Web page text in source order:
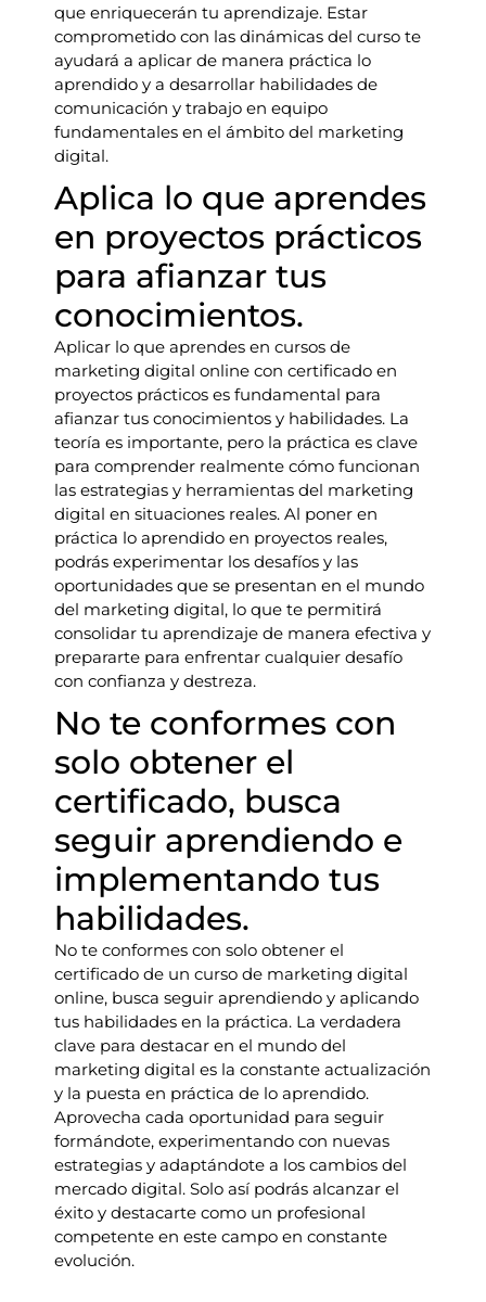
que enriquecerán tu aprendizaje. Estar
comprometido con las dinámicas del curso te
ayudará a aplicar de manera práctica lo
aprendido y a desarrollar habilidades de
comunicación y trabajo en equipo
fundamentales en el ámbito del marketing
digital.
Aplica lo que aprendes
en proyectos prácticos
para afianzar tus
conocimientos.
Aplicar lo que aprendes en cursos de
marketing digital online con certificado en
proyectos prácticos es fundamental para
afianzar tus conocimientos y habilidades. La
teoría es importante, pero la práctica es clave
para comprender realmente cómo funcionan
las estrategias y herramientas del marketing
digital en situaciones reales. Al poner en
práctica lo aprendido en proyectos reales,
podrás experimentar los desafíos y las
oportunidades que se presentan en el mundo
del marketing digital, lo que te permitirá
consolidar tu aprendizaje de manera efectiva y
prepararte para enfrentar cualquier desafío
con confianza y destreza.
No te conformes con
solo obtener el
certificado, busca
seguir aprendiendo e
implementando tus
habilidades.
No te conformes con solo obtener el
certificado de un curso de marketing digital
online, busca seguir aprendiendo y aplicando
tus habilidades en la práctica. La verdadera
clave para destacar en el mundo del
marketing digital es la constante actualización
y la puesta en práctica de lo aprendido.
Aprovecha cada oportunidad para seguir
formándote, experimentando con nuevas
estrategias y adaptándote a los cambios del
mercado digital. Solo así podrás alcanzar el
éxito y destacarte como un profesional
competente en este campo en constante
evolución.